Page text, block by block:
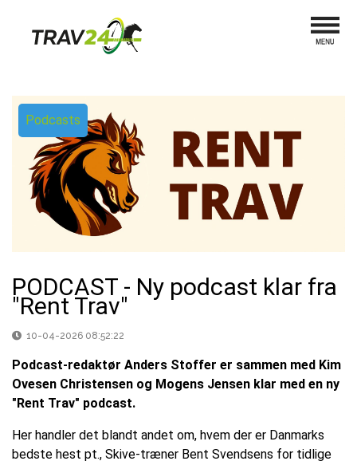
Podcasts
PODCAST - Ny podcast klar fra
"Rent Trav"
10-04-2026 08:52:22
Podcast-redaktør Anders Stoffer er sammen med Kim
Ovesen Christensen og Mogens Jensen klar med en ny
"Rent Trav" podcast.
Her handler det blandt andet om, hvem der er Danmarks
bedste hest pt., Skive-træner Bent Svendsens for tidlige